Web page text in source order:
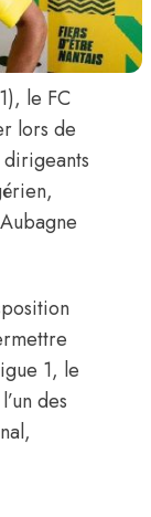
le FC
lors de
1, le
des